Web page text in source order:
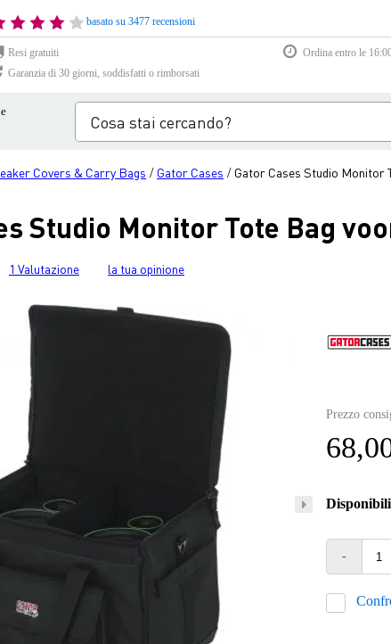
basato su 3477 recensioni
Resi gratuiti
Ordina entro le
Garanzia di 30 giorni, soddisfatti o rimborsati
Covers & Carry Bags / Gator Cases / Gator Cases Studio Monitor
Studio Monitor Tote Bag
1 Valutazione la tua opinione
Prezzo
-